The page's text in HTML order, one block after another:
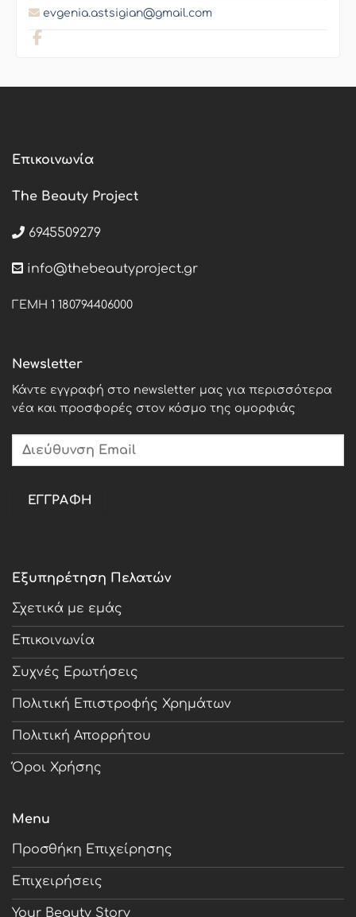
evgenia.astsigian@gmail.com
Επικοινωνία
The Beauty Project
6945509279
info@thebeautyproject.gr
ΓΕΜΗ 1 180794406000
Εξυπηρέτηση Πελατών
Σχετικά με εμάς
Επικοινωνία
Συχνές Ερωτήσεις
Πολιτική Επιστροφής Χρημάτων
Πολιτική Απορρήτου
Όροι Χρήσης
Menu
Προσθήκη Επιχείρησης
Επιχειρήσεις
Your Beauty Story
Newsletter
Κάντε εγγραφή στο newsletter μας για περισσότερα
νέα και προσφορές στον κόσμο της ομορφιάς